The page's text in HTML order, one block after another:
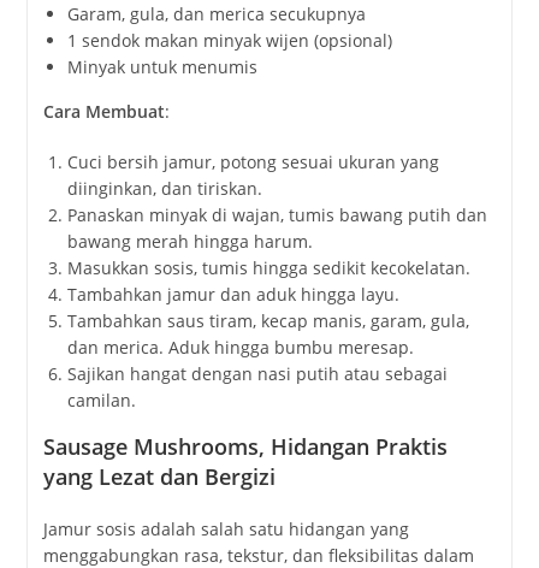
Garam, gula, dan merica secukupnya
1 sendok makan minyak wijen (opsional)
Minyak untuk menumis
Cara Membuat:
Cuci bersih jamur, potong sesuai ukuran yang
diinginkan, dan tiriskan.
Panaskan minyak di wajan, tumis bawang putih dan
bawang merah hingga harum.
Masukkan sosis, tumis hingga sedikit kecokelatan.
Tambahkan jamur dan aduk hingga layu.
Tambahkan saus tiram, kecap manis, garam, gula,
dan merica. Aduk hingga bumbu meresap.
Sajikan hangat dengan nasi putih atau sebagai
camilan.
Sausage Mushrooms, Hidangan Praktis
yang Lezat dan Bergizi
Jamur sosis adalah salah satu hidangan yang
menggabungkan rasa, tekstur, dan fleksibilitas dalam